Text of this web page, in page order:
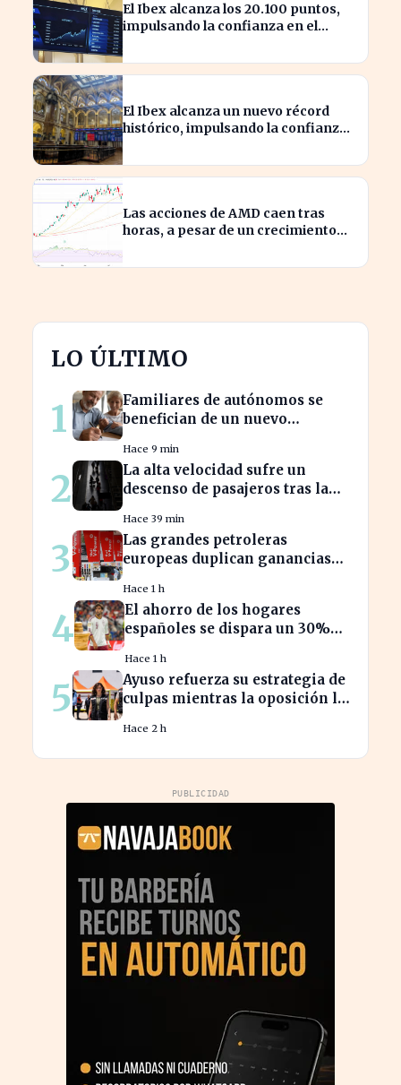
El Ibex alcanza los 20.100 puntos,
impulsando la confianza en el
El Ibex alcanza un nuevo récord
histórico, impulsando la confianza
Las acciones de AMD caen tras
horas, a pesar de un crecimiento
LO ÚLTIMO
1
Familiares de autónomos se
benefician de un nuevo
Hace 9 min
2
La alta velocidad sufre un
descenso de pasajeros tras la
Hace 39 min
3
Las grandes petroleras
europeas duplican ganancias
Hace 1 h
4
El ahorro de los hogares
españoles se dispara un 30%
Hace 1 h
5
Ayuso refuerza su estrategia de
culpas mientras la oposición la
Hace 2 h
PUBLICIDAD